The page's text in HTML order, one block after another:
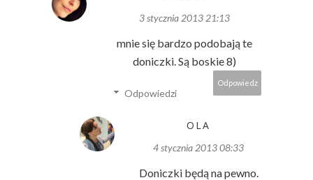
3 stycznia 2013 21:13
mnie się bardzo podobają te
doniczki. Są boskie 8)
Odpowiedz
Odpowiedzi
OLA
4 stycznia 2013 08:33
Doniczki będą na pewno.